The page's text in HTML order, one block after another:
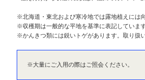
※北海道・東北および寒冷地では露地植えには向
※収穫期は一般的な平地を基準に表記していま
※かんきつ類には鋭いトゲがあります。取り扱
※大量にご入用の際はご照会ください。